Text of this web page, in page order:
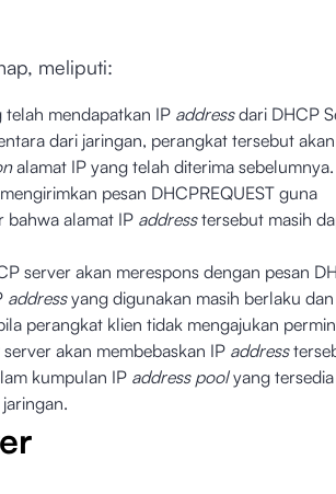
meliputi:
telah mendapatkan IP addressdari DHCP
dari jaringan, perangkat tersebut akan
alamat IP yang telah diterima
pesan DHCPREQUEST guna
bahwa alamat IP addresstersebut masih
server akan merespons dengan pesan
addressyang digunakan masih berlaku
perangkat klien tidak mengajukan
akan membebaskan IP address
kumpulan IP address poolyang